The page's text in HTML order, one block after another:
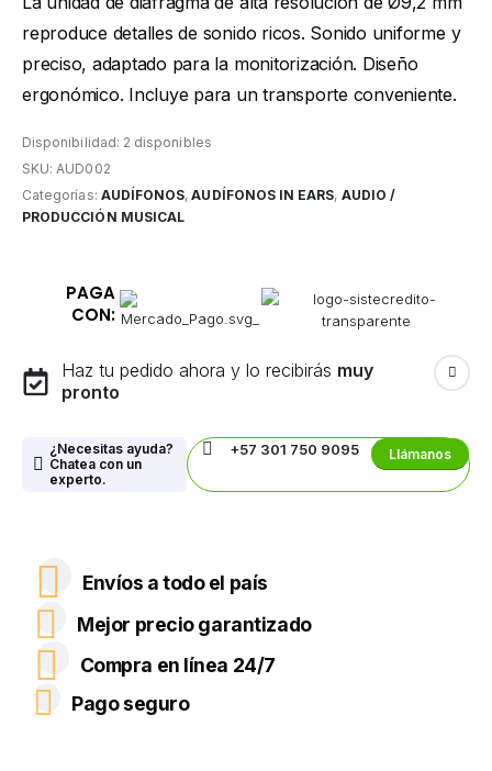
reproduce detalles de sonido ricos. Sonido uniforme y
preciso, adaptado para la monitorización. Diseño
ergonómico. Incluye para un transporte conveniente.
Disponibilidad: 2 disponibles
SKU:AUD002
Categorías: AUDÍFONOS,AUDÍFONOS IN EARS, AUDIO /
PRODUCCIÓN MUSICAL
PAGA
CON:
Haz tu pedido ahora y lo recibirás muy
pronto
¿Necesitas ayuda?
Chatea con un
experto.
+57 301 750 9095 Llámanos
Envíos a todo el país
Mejor precio garantizado
Compra en línea 24/7
Pago seguro